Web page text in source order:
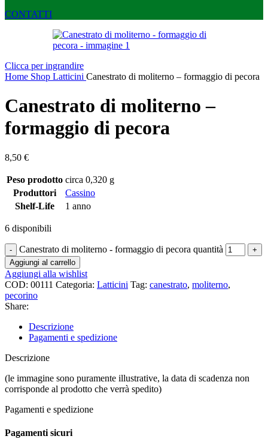
CONTATTI
Clicca per ingrandire
Home Shop Latticini Canestrato di moliterno – formaggio di pecora
Canestrato di moliterno –
formaggio di pecora
8,50 €
Peso prodotto circa 0,320 g
Produttori
Cassino
Shelf-Life
1 anno
6 disponibili
Canestrato di moliterno - formaggio di pecora quantità
Aggiungi al carrello
Aggiungi alla wishlist
COD: 00111 Categoria: Latticini Tag: canestrato, moliterno,
pecorino
Share:
Descrizione
Pagamenti e spedizione
Descrizione
(le immagine sono puramente illustrative, la data di scadenza non
corrisponde al prodotto che verrà spedito)
Pagamenti e spedizione
Pagamenti sicuri